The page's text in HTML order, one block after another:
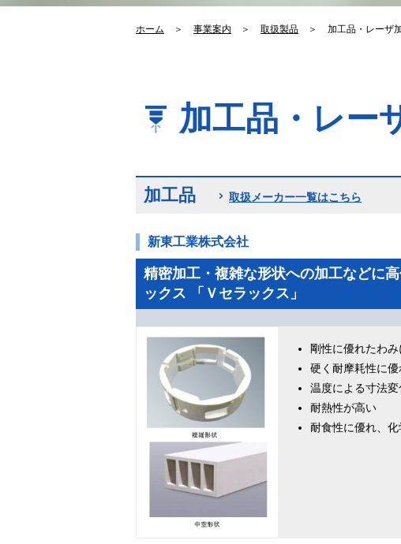
ホーム ＞ 事業案内 ＞ 取扱製品 ＞ 加工品・レーザ
加工品・レー
加工品 取扱メーカー一覧はこちら
新東工業株式会社
精密加工・複雑な形状への加工などに
ックス 「Ｖセラックス」
剛性に優れたわ
硬く耐摩耗性に優
温度による寸法
耐熱性が高い
耐食性に優れ、